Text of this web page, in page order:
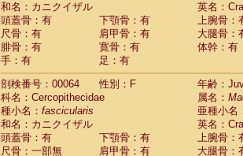
和名：カニクイザル
英名：
頭蓋骨：有
下顎骨：有
上腕骨：
尺骨：有
肩甲骨：有
大腿骨：
腓骨：有
寛骨：有
体幹：有
手：有
足：有
剖検番号：00064
性別：F
年齢：
科名：Cercopithecidae
属名：
種小名： fascicularis
亜種小名
和名：カニクイザル
英名：
頭蓋骨：有
下顎骨：有
上腕骨：
尺骨：一部無
肩甲骨：有
大腿骨：